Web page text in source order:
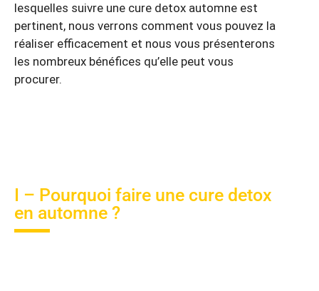
lesquelles suivre une cure detox automne est
pertinent, nous verrons comment vous pouvez la
réaliser efficacement et nous vous présenterons
les nombreux bénéfices qu’elle peut vous
procurer.
I – Pourquoi faire une cure detox
en automne ?